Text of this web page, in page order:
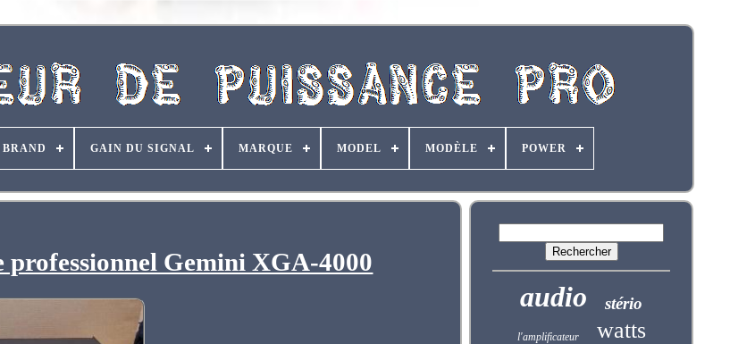
BRAND GAIN DU SIGNAL MARQUE MODEL MODÈLE POWER
Gemini XGA-4000
audio stério
l'amplificateur watts